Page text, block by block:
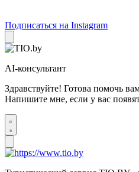
Подписаться на Instagram
AI-консультант
Здравствуйте! Готова помочь
Напишите мне, если у вас